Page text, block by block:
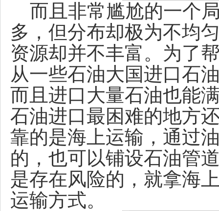
而且非常尴尬的一个
多，但分布却极为不均
资源却并不丰富。为了
从一些石油大国进口石
而且进口大量石油也能
石油进口最困难的地方
靠的是海上运输，通过
的，也可以铺设石油管
是存在风险的，就拿海
运输方式。